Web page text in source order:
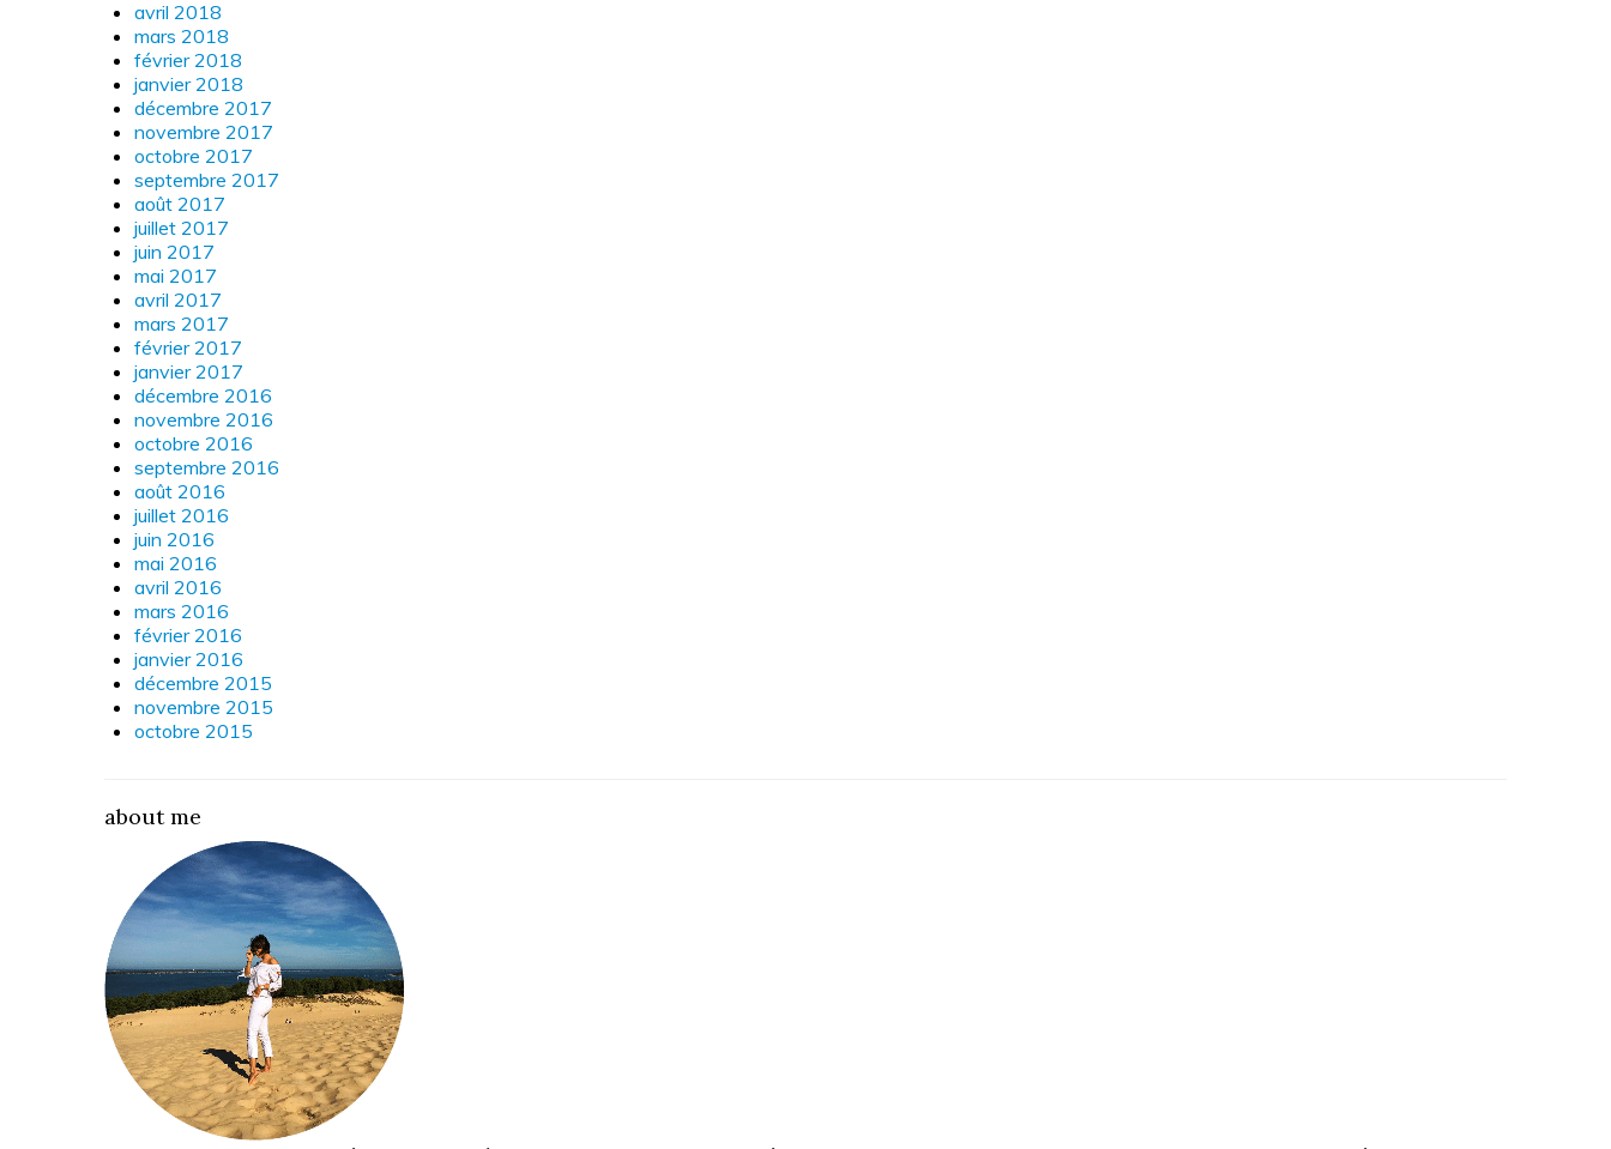
avril 2018
mars 2018
février 2018
janvier 2018
décembre 2017
novembre 2017
octobre 2017
septembre 2017
août 2017
juillet 2017
juin 2017
mai 2017
avril 2017
mars 2017
février 2017
janvier 2017
décembre 2016
novembre 2016
octobre 2016
septembre 2016
août 2016
juillet 2016
juin 2016
mai 2016
avril 2016
mars 2016
février 2016
janvier 2016
décembre 2015
novembre 2015
octobre 2015
about me